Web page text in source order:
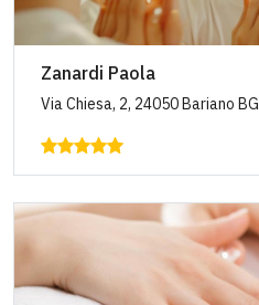
Zanardi Paola
Via Chiesa, 2, 24050 Bariano BG